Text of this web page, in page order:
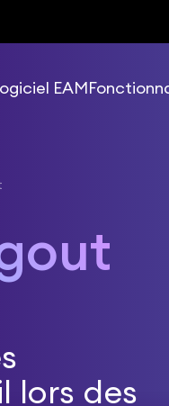
EAM
lors des